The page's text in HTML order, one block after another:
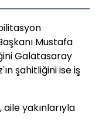
Mustafa
Galatasaray
şahitliğini ise iş
aile yakınlarıyla